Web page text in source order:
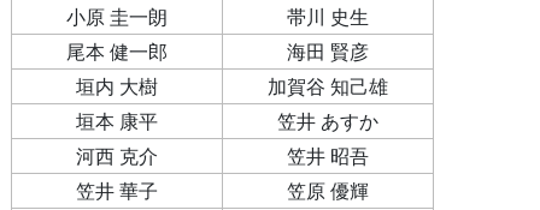
小原 圭一朗
帯川 史生
尾本 健一郎
海田 賢彦
垣内 大樹
加賀谷 知己雄
垣本 康平
笠井 あすか
河西 克介
笠井 昭吾
笠井 華子
笠原 優輝